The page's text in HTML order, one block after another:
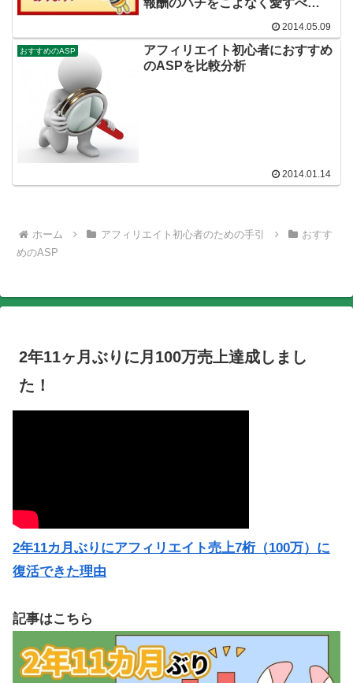
2014.05.09
おすすめのASP
アフィリエイト初心者におすすめ
のASPを比較分析
2014.01.14
ホーム アフィリエイト初心者のための手引
おすす
めのASP
2年11ヶ月ぶりに月100万売上達成しまし
た！
2年11カ月ぶりにアフィリエイト売上7桁（100万）に
復活できた理由
記事はこちら